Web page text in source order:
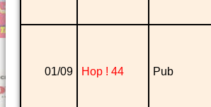
01/09 Hop ! 44 Pub